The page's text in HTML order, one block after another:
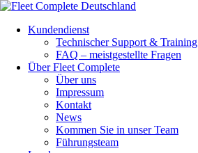
Kundendienst
Technischer Support & Training
FAQ – meistgestellte Fragen
Über Fleet Complete
Über uns
Impressum
Kontakt
News
Kommen Sie in unser Team
Führungsteam